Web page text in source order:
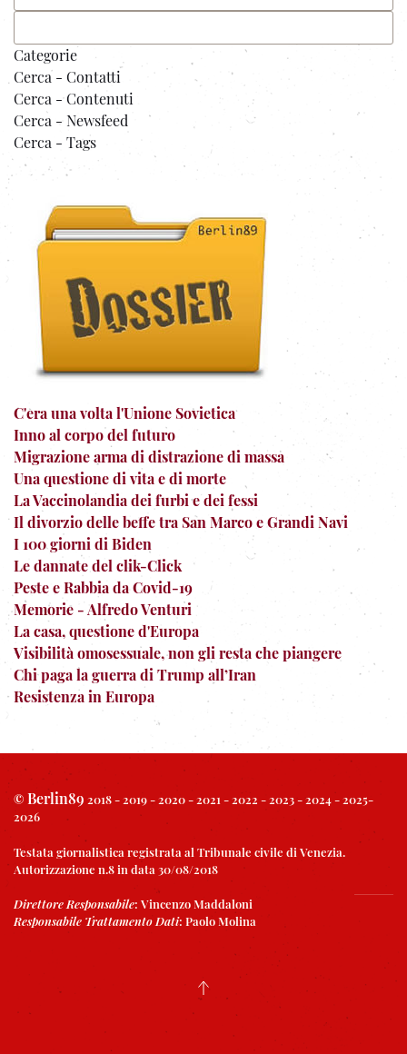
Categorie
Cerca - Contatti
Cerca - Contenuti
Cerca - Newsfeed
Cerca - Tags
C'era una volta l'Unione Sovietica
Inno al corpo del futuro
Migrazione arma di distrazione di massa
Una questione di vita e di morte
La Vaccinolandia dei furbi e dei fessi
Il divorzio delle beffe tra San Marco e Grandi Navi
I 100 giorni di Biden
Le dannate del clik-Click
Peste e Rabbia da Covid-19
Memorie - Alfredo Venturi
La casa, questione d'Europa
Visibilità omosessuale, non gli resta che piangere
Chi paga la guerra di Trump all’Iran
Resistenza in Europa
© Berlin89 2018 - 2019 - 2020 - 2021 - 2022 - 2023 - 2024 - 2025-
2026
Testata giornalistica registrata al Tribunale civile di Venezia.
Autorizzazione n.8 in data 30/08/2018
Direttore Responsabile: Vincenzo Maddaloni
Responsabile Trattamento Dati: Paolo Molina